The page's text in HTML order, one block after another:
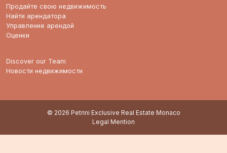
Продайте свою недвижимость
Найти арендатора
Управление арендой
Оценки
Discover our Team
Новости недвижимости
© 2026 Petrini Exclusive Real Estate Monaco
Legal Mention